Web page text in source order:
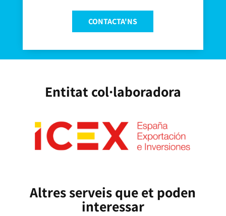
CONTACTA'NS
Entitat col·laboradora
Altres serveis que et poden
interessar